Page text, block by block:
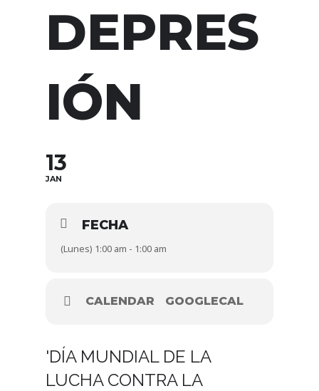
DEPRES
IÓN
13
JAN
FECHA
(Lunes) 1:00 am - 1:00 am
CALENDAR GOOGLECAL
'DÍA MUNDIAL DE LA
LUCHA CONTRA LA